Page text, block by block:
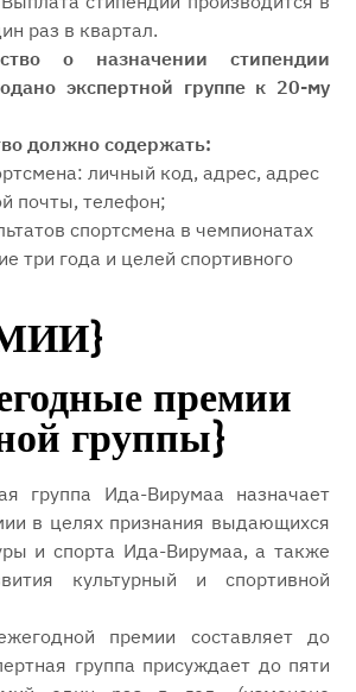
раз в квартал.
о назначении стипендии
экспертной группе к 20-му
должно содержать:
личный код, адрес, адрес
почты, телефон;
спортсмена в чемпионатах
три года и целей спортивного
премии
группы}
группа Ида-Вирумаа назначает
в целях признания выдающихся
и спорта Ида-Вирумаа, а также
культурный и спортивной
премии составляет до
группа присуждает до пяти